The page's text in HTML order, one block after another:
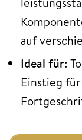
auf
Ideal für:
Einstieg